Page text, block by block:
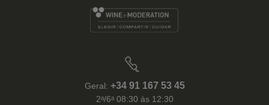
Geral: +34 91 167 53 45
2ᵃ/6ᵃ 08:30 às 12:30